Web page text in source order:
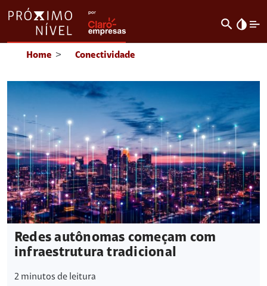
search invert_colors
Home > Conectividade
Redes autônomas começam com
infraestrutura tradicional
2 minutos de leitura